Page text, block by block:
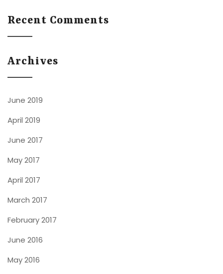
Recent Comments
Archives
June 2019
April 2019
June 2017
May 2017
April 2017
March 2017
February 2017
June 2016
May 2016